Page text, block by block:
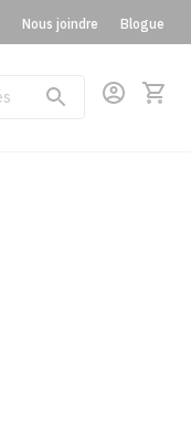
Nous joindre Blogue